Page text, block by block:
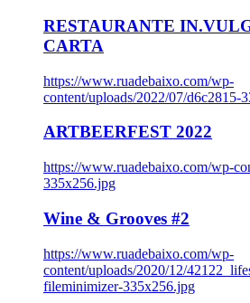
RESTAURANTE
CARTA
https://www.ruadebaixo.com/wp-
content/uploads/2022/07/d6c2815-
ARTBEERFEST 2022
https://www.ruadebaixo.com/wp-
335x256.jpg
Wine & Grooves #2
https://www.ruadebaixo.com/wp-
content/uploads/2020/12/
fileminimizer-335x256.jpg